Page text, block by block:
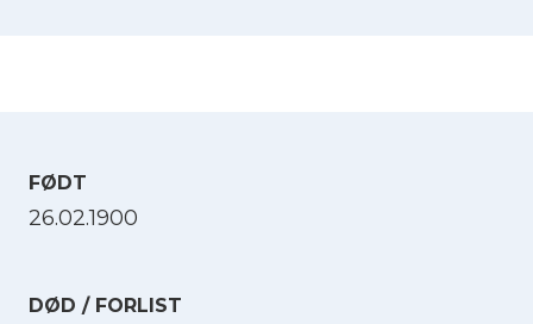
FØDT
26.02.1900
DØD / FORLIST